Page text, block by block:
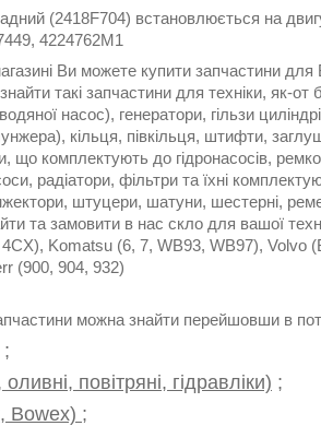
(2418F704) встановлюється на
4224762M1
Ви можете купити запчастини для
такі запчастини для техніки, як-
насос), генератори, гільзи
кільця, півкільця, штифти,
що комплектують до гідронасосів,
радіатори, фільтри та їхні
штуцери, шатуни, шестерні,
та замовити в нас скло для вашої
Komatsu (6, 7, WB93, WB97), Volvo
(900, 904, 932)
можна знайти перейшовши в
;
повітряні, гідравліки) ;
Bowex) ;